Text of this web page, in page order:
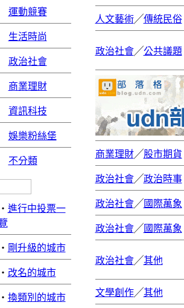
運動競賽
生活時尚
政治社會
商業理財
資訊科技
娛樂粉絲堡
不分類
‧ 進行中投票一
‧ 剛升級的城市
‧ 改名的城市
‧ 換類別的城市
人文藝術╱傳統民俗
政治社會╱公共議題
商業理財╱股市期貨
政治社會╱政治時事
政治社會╱ 國際萬象
政治社會╱ 國際萬象
政治社會╱其他
文學創作╱其他